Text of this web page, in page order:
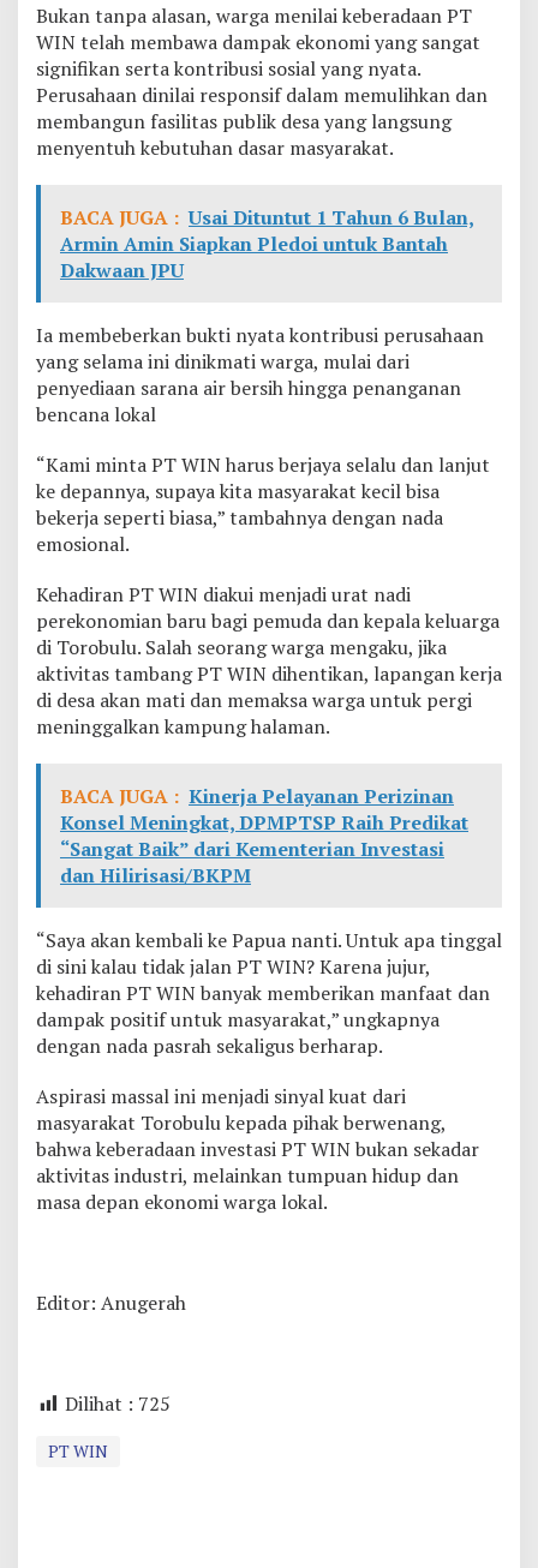
u
u
:
K
a
m
i
n
t
W
I
L
j
u
Bukan tanpa alasan, warga menilai keberadaan PT
WIN telah membawa dampak ekonomi yang sangat
signifikan serta kontribusi sosial yang nyata.
Perusahaan dinilai responsif dalam memulihkan dan
membangun fasilitas publik desa yang langsung
menyentuh kebutuhan dasar masyarakat.
BACA JUGA : Usai Dituntut 1 Tahun 6 Bulan,
Armin Amin Siapkan Pledoi untuk Bantah
Dakwaan JPU
Ia membeberkan bukti nyata kontribusi perusahaan
yang selama ini dinikmati warga, mulai dari
penyediaan sarana air bersih hingga penanganan
bencana lokal
“Kami minta PT WIN harus berjaya selalu dan lanjut
ke depannya, supaya kita masyarakat kecil bisa
bekerja seperti biasa,” tambahnya dengan nada
emosional.
Kehadiran PT WIN diakui menjadi urat nadi
perekonomian baru bagi pemuda dan kepala keluarga
di Torobulu. Salah seorang warga mengaku, jika
aktivitas tambang PT WIN dihentikan, lapangan kerja
di desa akan mati dan memaksa warga untuk pergi
meninggalkan kampung halaman.
BACA JUGA : Kinerja Pelayanan Perizinan
Konsel Meningkat, DPMPTSP Raih Predikat
“Sangat Baik” dari Kementerian Investasi
dan Hilirisasi/BKPM
“Saya akan kembali ke Papua nanti. Untuk apa tinggal
di sini kalau tidak jalan PT WIN? Karena jujur,
kehadiran PT WIN banyak memberikan manfaat dan
dampak positif untuk masyarakat,” ungkapnya
dengan nada pasrah sekaligus berharap.
Aspirasi massal ini menjadi sinyal kuat dari
masyarakat Torobulu kepada pihak berwenang,
bahwa keberadaan investasi PT WIN bukan sekadar
aktivitas industri, melainkan tumpuan hidup dan
masa depan ekonomi warga lokal.
Editor: Anugerah
Dilihat : 725
PT WIN